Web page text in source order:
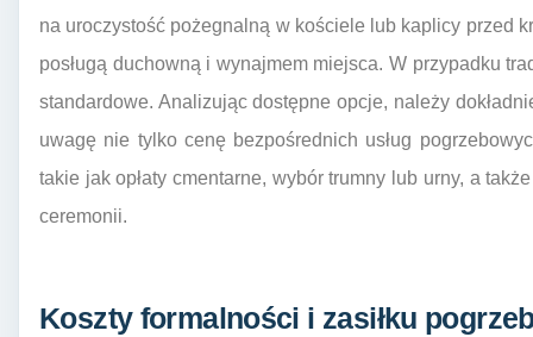
na uroczystość pożegnalną w kościele lub kaplicy przed
posługą duchowną i wynajmem miejsca. W przypadku
standardowe. Analizując dostępne opcje, należy
uwagę nie tylko cenę bezpośrednich usług
takie jak opłaty cmentarne, wybór trumny lub urny, a
ceremonii.
Koszty formalności i zasiłku